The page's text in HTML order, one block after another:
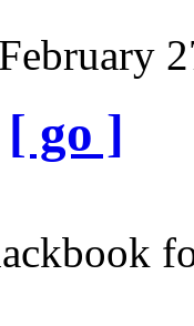
[ go ]